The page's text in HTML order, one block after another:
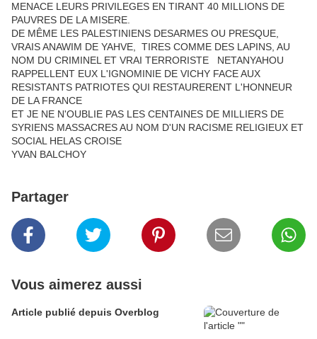
MENACE LEURS PRIVILEGES EN TIRANT 40 MILLIONS DE
PAUVRES DE LA MISERE.
DE MÊME LES PALESTINIENS DESARMES OU PRESQUE,
VRAIS ANAWIM DE YAHVE, TIRES COMME DES LAPINS, AU
NOM DU CRIMINEL ET VRAI TERRORISTE NETANYAHOU
RAPPELLENT EUX L'IGNOMINIE DE VICHY FACE AUX
RESISTANTS PATRIOTES QUI RESTAURERENT L'HONNEUR
DE LA FRANCE
ET JE NE N'OUBLIE PAS LES CENTAINES DE MILLIERS DE
SYRIENS MASSACRES AU NOM D'UN RACISME RELIGIEUX ET
SOCIAL HELAS CROISE
YVAN BALCHOY
Partager
Vous aimerez aussi
Article publié depuis Overblog